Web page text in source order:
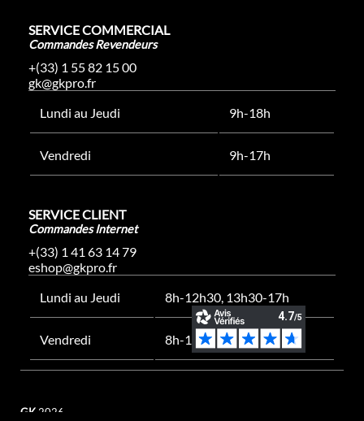
SERVICE COMMERCIAL
Commandes Revendeurs
+(33) 1 55 82 15 00
gk@gkpro.fr
Lundi au Jeudi
9h-18h
Vendredi 9h-17h
SERVICE CLIENT
Commandes Internet
+(33) 1 41 63 14 79
eshop@gkpro.fr
Lundi au Jeudi
8h-12h30, 13h30-17h
Vendredi 8h-12h30, 13h30-16h
GK 2026